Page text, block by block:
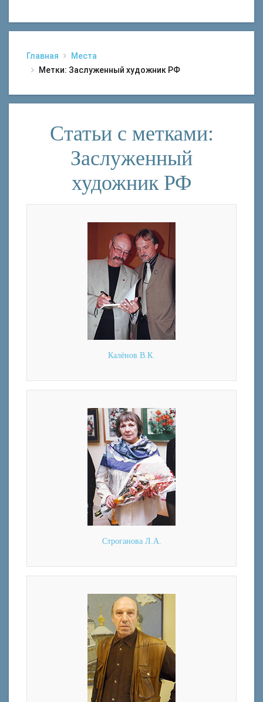
Главная
Места
Метки: Заслуженный художник РФ
Статьи с метками:
Заслуженный
художник РФ
Калёнов В.К.
Строганова Л.А.